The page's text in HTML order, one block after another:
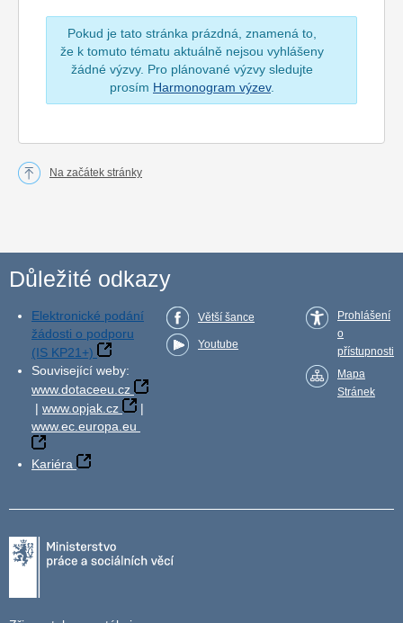
Pokud je tato stránka prázdná, znamená to,
že k tomuto tématu aktuálně nejsou vyhlášeny
žádné výzvy. Pro plánované výzvy sledujte
prosím Harmonogram výzev.
Na začátek stránky
Důležité odkazy
Elektronické podání
žádosti o podporu
(IS KP21+)
Související weby:
www.dotaceeu.cz
| www.opjak.cz
|
www.ec.europa.eu
Kariéra
Větší šance
Youtube
Prohlášení
o
přístupnosti
Mapa
Stránek